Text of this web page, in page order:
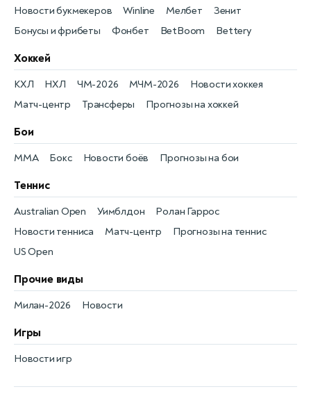
Бонусы и фрибеты
Новости букмекеров
Фонбет
Winline
BetBoom
Мелбет
Bettery
Зенит
Хоккей
Новости хоккея
КХЛ
Матч-центр
НХЛ
Трансферы
ЧМ-2026
Прогнозы на хоккей
МЧМ-2026
Бои
Новости боёв
MMA Прогнозы на бои
Бокс
Теннис
Новости тенниса
Australian Open
Матч-центр
Уимблдон
Прогнозы на теннис
Ролан Гаррос
US Open
Прочие виды
Новости
Милан-2026
Игры
Новости игр